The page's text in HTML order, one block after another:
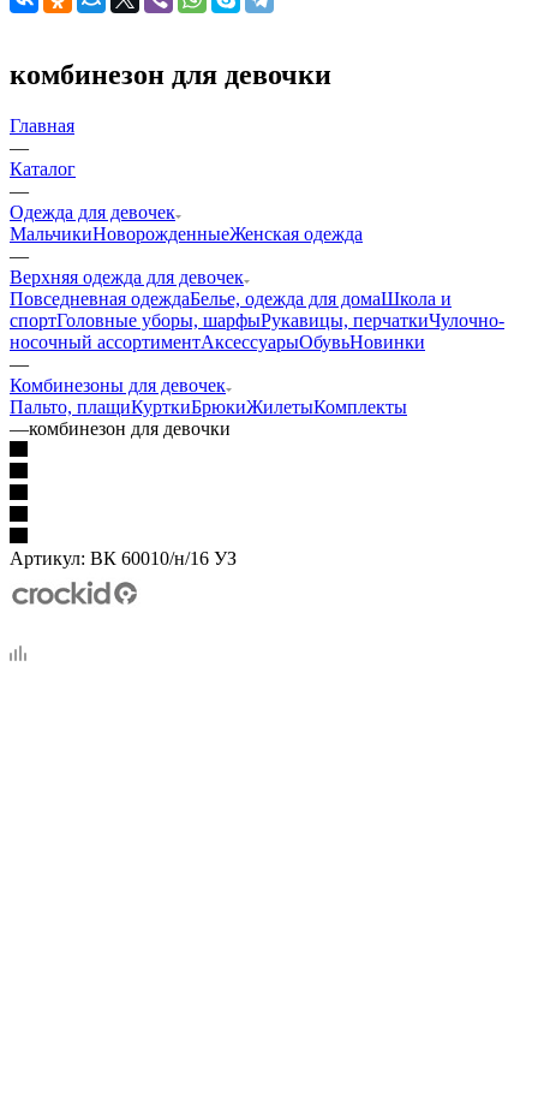
комбинезон для девочки
Главная
—
Каталог
—
Одежда для девочек
МальчикиНоворожденныеЖенская одежда
—
Верхняя одежда для девочек
Повседневная одеждаБелье, одежда для домаШкола и
спортГоловные уборы, шарфыРукавицы, перчаткиЧулочно-
носочный ассортиментАксессуарыОбувьНовинки
—
Комбинезоны для девочек
Пальто, плащиКурткиБрюкиЖилетыКомплекты
—комбинезон для девочки
Артикул: ВК 60010/н/16 УЗ